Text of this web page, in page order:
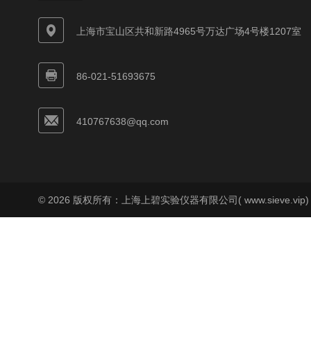
上海市宝山区共和新路4965号万达广场4号楼1207室
86-021-51693675
410767638@qq.com
© 2026 版权所有：上海上碧实验仪器有限公司(